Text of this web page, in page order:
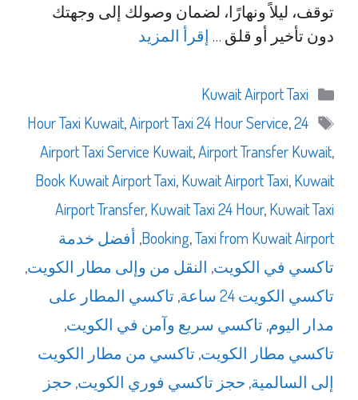
توقف، ليلاً ونهارًا، لضمان وصولك إلى وجهتك
دون تأخير أو قلق … إقرأ المزيد
التصنيفات
Kuwait Airport Taxi
الوسوم
24 Hour Taxi Kuwait
,Airport Taxi 24 Hour Service,
Airport Taxi Service Kuwait,Airport Transfer Kuwait,
Book Kuwait Airport Taxi,Kuwait Airport Taxi,Kuwait
Airport Transfer,Kuwait Taxi 24 Hour,Kuwait Taxi
Booking,Taxi from Kuwait Airport
, أفضل خدمة
تاكسي في الكويت, النقل من وإلى مطار الكويت,
تاكسي الكويت 24 ساعة
, تاكسي المطار على
مدار اليوم, تاكسي سريع وآمن في الكويت,
تاكسي مطار الكويت, تاكسي من مطار الكويت
إلى السالمية, حجز تاكسي فوري الكويت, حجز